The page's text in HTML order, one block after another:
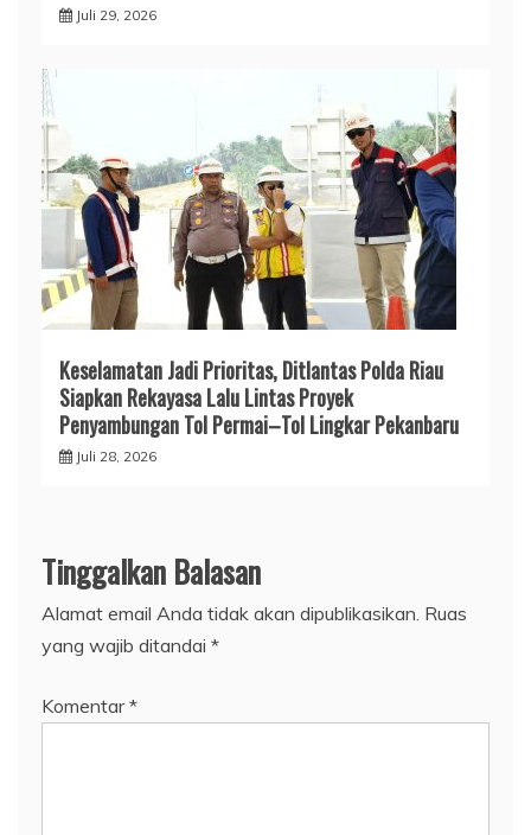
Juli 29, 2026
Keselamatan Jadi Prioritas, Ditlantas Polda Riau
Siapkan Rekayasa Lalu Lintas Proyek
Penyambungan Tol Permai–Tol Lingkar Pekanbaru
Juli 28, 2026
Tinggalkan Balasan
Alamat email Anda tidak akan dipublikasikan. Ruas
yang wajib ditandai *
Komentar*